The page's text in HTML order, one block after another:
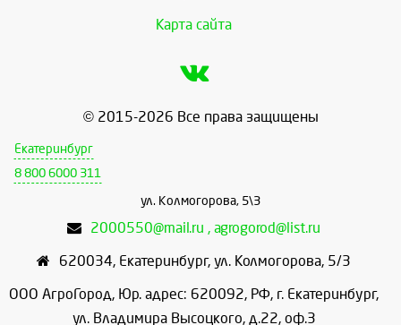
Карта сайта
© 2015-2026 Все права защищены
Екатеринбург
8 800 6000 311
ул. Колмогорова, 5\3
2000550@mail.ru , agrogorod@list.ru
620034, Екатеринбург, ул. Колмогорова, 5/3
ООО АгроГород, Юр. адрес: 620092, РФ, г. Екатеринбург,
ул. Владимира Высоцкого, д.22, оф.3